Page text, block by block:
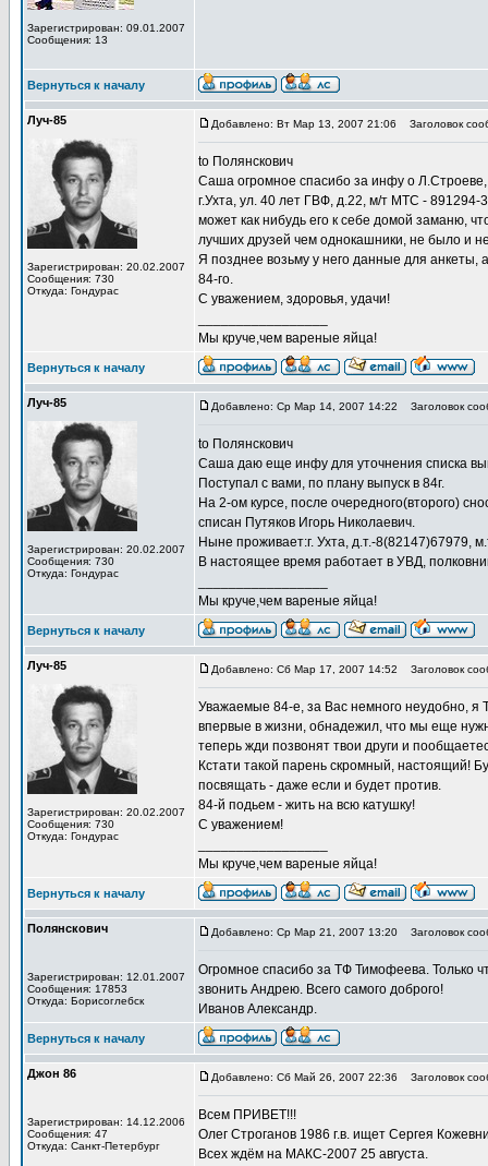
Зарегистрирован: 09.01.2007
Сообщения: 13
Вернуться к началу
Луч-85
Зарегистрирован: 20.02.2007
Сообщения: 730
Откуда: Гондурас
Добавлено: Вт Мар 13, 2007 21:06 Заголовок
to Полянскович
Саша огромное спасибо за инфу о
г.Ухта, ул. 40 лет ГВФ, д.22, м/т МТС - 891294-
может как нибудь его к себе домой заманю,
лучших друзей чем однокашники, не было и
Я позднее возьму у него данные для анкеты,
84-го.
С уважением, здоровья, удачи!
Мы круче,чем вареные яйца!
Вернуться к началу
Луч-85
Зарегистрирован: 20.02.2007
Сообщения: 730
Откуда: Гондурас
Добавлено: Ср Мар 14, 2007 14:22 Заголовок
to Полянскович
Саша даю еще инфу для уточнения списка
Поступал с вами, по плану выпуск в 84г.
На 2-ом курсе, после очередного(второго)
списан Путяков Игорь Николаевич.
Ныне проживает:г. Ухта, д.т.-8(82147)67979,
В настоящее время работает в УВД,
Мы круче,чем вареные яйца!
Вернуться к началу
Луч-85
Зарегистрирован: 20.02.2007
Сообщения: 730
Откуда: Гондурас
Добавлено: Сб Мар 17, 2007 14:52 Заголовок
Уважаемые 84-е, за Вас немного неудобно, я
впервые в жизни, обнадежил, что мы еще
теперь жди позвонят твои други и
Кстати такой парень скромный, настоящий!
посвящать - даже если и будет против.
84-й подьем - жить на всю катушку!
С уважением!
Мы круче,чем вареные яйца!
Вернуться к началу
Полянскович
Зарегистрирован: 12.01.2007
Сообщения: 17853
Откуда: Борисоглебск
Добавлено: Ср Мар 21, 2007 13:20 Заголовок
Огромное спасибо за ТФ Тимофеева. Только
звонить Андрею. Всего самого доброго!
Иванов Александр.
Вернуться к началу
Джон 86
Зарегистрирован: 14.12.2006
Сообщения: 47
Откуда: Санкт-Петербург
Добавлено: Сб Май 26, 2007 22:36 Заголовок
Всем ПРИВЕТ!!!
Олег Строганов 1986 г.в. ищет Сергея
Всех ждём на МАКС-2007 25 августа.